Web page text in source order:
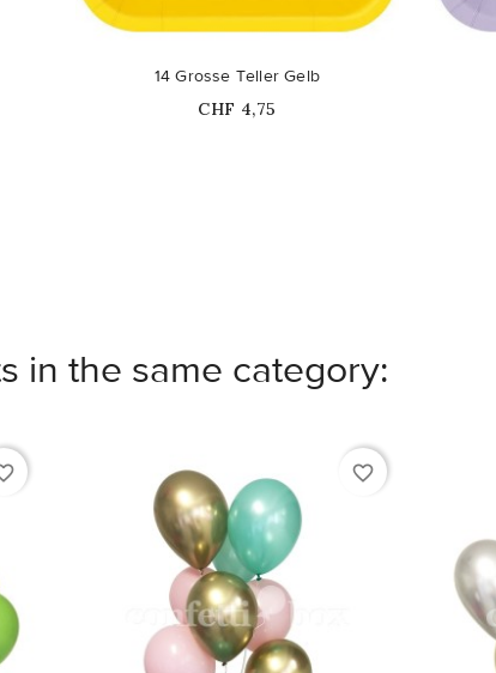
Nicht auf Lager
14 Grosse Teller Gelb
Price
CHF 4,75
in the same category:
favorite_border